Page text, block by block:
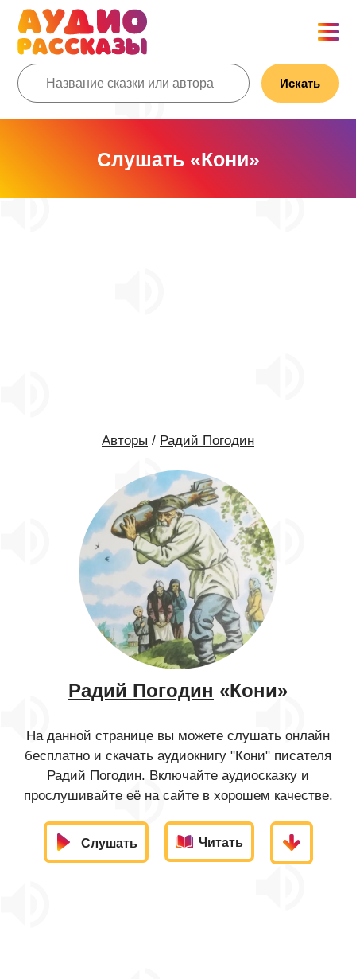
Искать
Слушать «Кони»
Авторы / Радий Погодин
Радий Погодин «Кони»
На данной странице вы можете слушать онлайн
бесплатно и скачать аудиокнигу "Кони" писателя
Радий Погодин. Включайте аудиосказку и
прослушивайте её на сайте в хорошем качестве.
Слушать Читать